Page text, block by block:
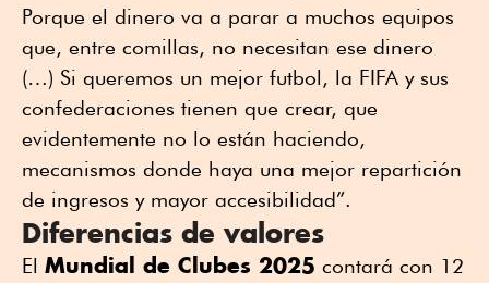
Porque el dinero va a parar a muchos equipos
que, entre comillas, no necesitan ese dinero
(…) Si queremos un mejor futbol, la FIFA y sus
confederaciones tienen que crear, que
evidentemente no lo están haciendo,
mecanismos donde haya una mejor repartición
de ingresos y mayor accesibilidad”.
Diferencias de valores
El Mundial de Clubes 2025 contará con 12